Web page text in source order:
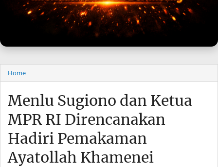
Home
Menlu Sugiono dan Ketua
MPR RI Direncanakan
Hadiri Pemakaman
Ayatollah Khamenei